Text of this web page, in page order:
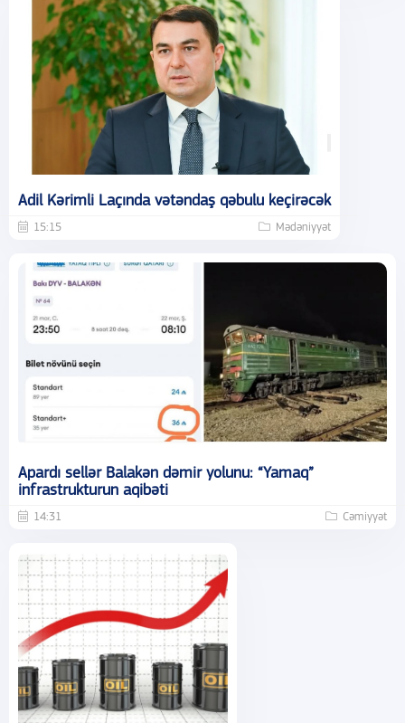
Adil Kərimli Laçında vətəndaş qəbulu keçirəcək
15:15 Mədəniyyət
Apardı sellər Balakən dəmir yolunu: “Yamaq”
infrastrukturun aqibəti
14:31 Cəmiyyət